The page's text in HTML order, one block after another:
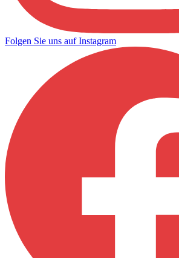
Folgen Sie uns auf Instagram